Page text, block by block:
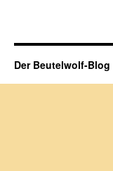
Der Beutelwolf-Blog